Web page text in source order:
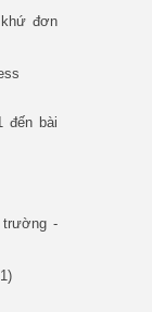
đơn
đến bài
trường -